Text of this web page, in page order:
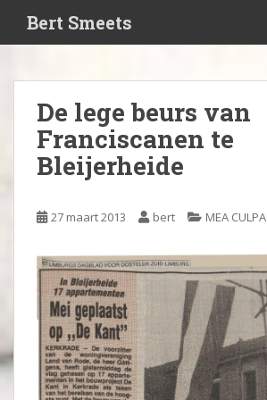
i
Bert Smeets
De lege beurs van
Franciscanen te
Bleijerheide
27 maart 2013 bert MEA CULPA